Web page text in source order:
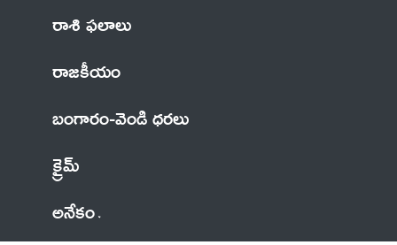
రాశి ఫలాలు
రాజకీయం
బంగారం-వెండి ధరలు
క్రైమ్
అనేకం